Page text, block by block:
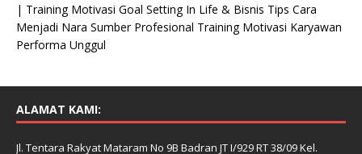
| Training Motivasi Goal Setting In Life & Bisnis Tips Cara
Menjadi Nara Sumber Profesional Training Motivasi Karyawan
Performa Unggul
ALAMAT KAMI:
Jl. Tentara Rakyat Mataram No 9B Badran JT I/929 RT 38/09 Kel.